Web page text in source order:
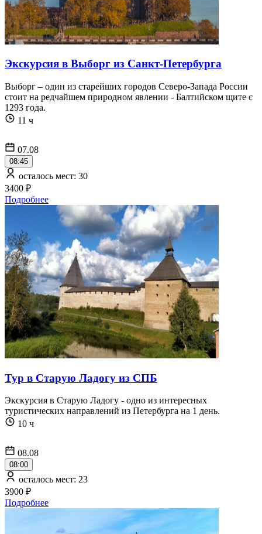
Экскурсия в Выборг из Санкт-Петербурга
Выборг – один из старейших городов Северо-Запада России
стоит на редчайшем природном явлении - Балтийском щите с
1293 года.
11 ч
07.08
08:45
осталось мест: 30
3400 ₽
Подробнее
Тур в Старую Ладогу из СПБ
Экскурсия в Старую Ладогу - одно из интересных
туристических направлений из Петербурга на 1 день.
10 ч
08.08
08:00
осталось мест: 23
3900 ₽
Подробнее